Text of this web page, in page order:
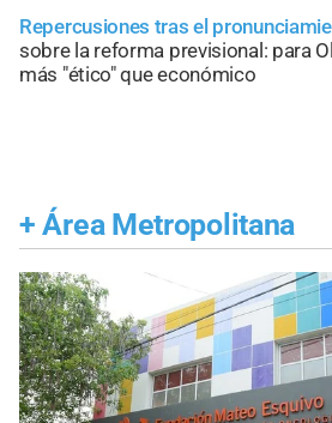
Repercusiones tras el
sobre la reforma previsional: para
más "ético" que económico
+ Área Metropolitana